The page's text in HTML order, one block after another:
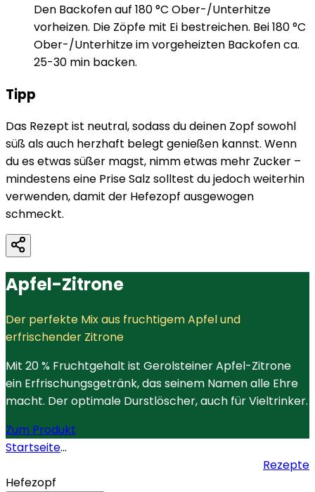
Den Backofen auf 180 °C Ober-/Unterhitze
vorheizen. Die Zöpfe mit Ei bestreichen. Bei 180 °C
Ober-/Unterhitze im vorgeheizten Backofen ca.
25-30 min backen.
Tipp
Das Rezept ist neutral, sodass du deinen Zopf sowohl
süß als auch herzhaft belegt genießen kannst. Wenn
du es etwas süßer magst, nimm etwas mehr Zucker –
mindestens eine Prise Salz solltest du jedoch weiterhin
verwenden, damit der Hefezopf ausgewogen
schmeckt.
Apfel-Zitrone
Der perfekte Mix aus fruchtigem Apfel und
erfrischender Zitrone
Mit 20 % Fruchtgehalt ist Gerolsteiner Apfel-Zitrone
ein Erfrischungsgetränk, das seinem Namen alle Ehre
macht. Der optimale Durstlöscher, auch für Vieltrinker.
Zum Produkt
Startseite...
Rezepte
Hefezopf